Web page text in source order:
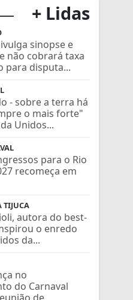
+ Lidas
sinopse e
não cobrará taxa
para disputa...
- sobre a terra há
o mais forte"
Unidos...
para o Rio
recomeça em
TIJUCA
autora do best-
o enredo
da...
no
do Carnaval